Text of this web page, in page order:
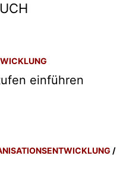
einführen
/